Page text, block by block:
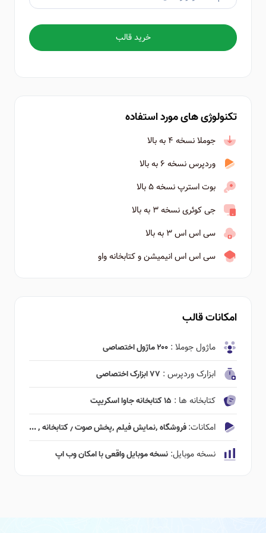
خرید قالب
تکنولوژی های مورد استفاده
جوملا نسخه ۴ به بالا
وردپرس نسخه ۶ به بالا
بوت استرپ نسخه ۵ بالا
جی کوئری نسخه ۳ به بالا
سی اس اس ۳ به بالا
سی اس اس انیمیشن و کتابخانه واو
امکانات قالب
ماژول جوملا : ۲۰۰ ماژول اختصاصی
ابزارک وردپرس : ۷۷ ابزارک اختصاصی
کتابخانه ها : ۱۵ کتابخانه جاوا اسکریپت
امکانات:فروشگاه ٬‌نمایش فیلم ٬‌پخش صوت ٫ کتابخانه ٬ ...
نسخه موبایل: نسخه موبایل واقعی با امکان وب اپ